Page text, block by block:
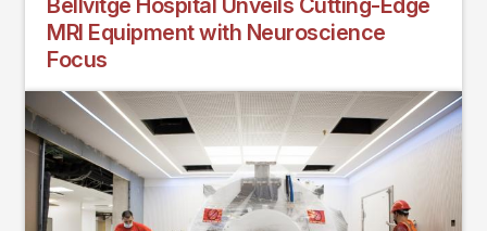
Bellvitge Hospital Unveils Cutting-Edge
MRI Equipment with Neuroscience
Focus